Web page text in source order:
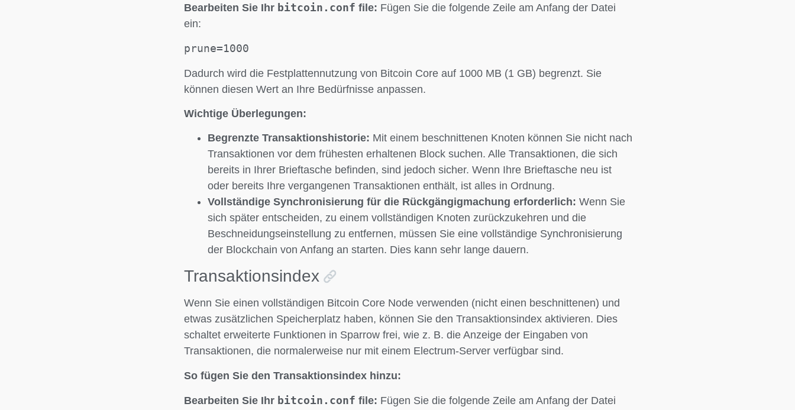
Bearbeiten Sie Ihr bitcoin.conf file: Fügen Sie die folgende Zeile am Anfang der Datei
ein:
prune=1000
Dadurch wird die Festplattennutzung von Bitcoin Core auf 1000 MB (1 GB) begrenzt. Sie
können diesen Wert an Ihre Bedürfnisse anpassen.
Wichtige Überlegungen:
Begrenzte Transaktionshistorie: Mit einem beschnittenen Knoten können Sie nicht nach
Transaktionen vor dem frühesten erhaltenen Block suchen. Alle Transaktionen, die sich
bereits in Ihrer Brieftasche befinden, sind jedoch sicher. Wenn Ihre Brieftasche neu ist
oder bereits Ihre vergangenen Transaktionen enthält, ist alles in Ordnung.
Vollständige Synchronisierung für die Rückgängigmachung erforderlich: Wenn Sie
sich später entscheiden, zu einem vollständigen Knoten zurückzukehren und die
Beschneidungseinstellung zu entfernen, müssen Sie eine vollständige Synchronisierung
der Blockchain von Anfang an starten. Dies kann sehr lange dauern.
Transaktionsindex
Wenn Sie einen vollständigen Bitcoin Core Node verwenden (nicht einen beschnittenen) und
etwas zusätzlichen Speicherplatz haben, können Sie den Transaktionsindex aktivieren. Dies
schaltet erweiterte Funktionen in Sparrow frei, wie z. B. die Anzeige der Eingaben von
Transaktionen, die normalerweise nur mit einem Electrum-Server verfügbar sind.
So fügen Sie den Transaktionsindex hinzu:
Bearbeiten Sie Ihr bitcoin.conf file: Fügen Sie die folgende Zeile am Anfang der Datei